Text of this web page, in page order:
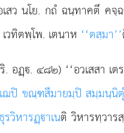
เสว นโย. กถํ ฉนฺทาคตึ ค
ทิตพฺโพ. เตนาห ‘‘ตสฺมา’’
ฏฺ. ๔๘๒) ‘‘อวเสสา เต
เฌปิ ขณฺฑสีมายมฺปิ สมฺมนฺนิ
ธุรวิหารฏฺาเนติ วิหารทฺวาร